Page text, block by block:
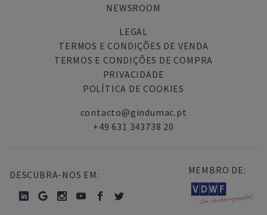
NEWSROOM
LEGAL
TERMOS E CONDIÇÕES DE VENDA
TERMOS E CONDIÇÕES DE COMPRA
PRIVACIDADE
POLÍTICA DE COOKIES
contacto@gindumac.pt
+49 631 343738 20
DESCUBRA-NOS EM: MEMBRO DE: